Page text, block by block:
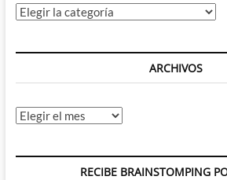
Categorías
ARCHIVOS
Archivos
RECIBE BRAINSTOMPING